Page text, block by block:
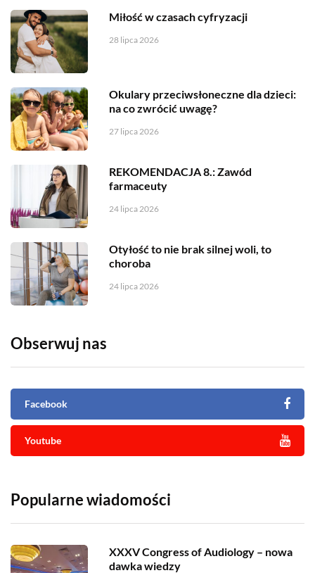
Miłość w czasach cyfryzacji
28 lipca 2026
Okulary przeciwsłoneczne dla dzieci:
na co zwrócić uwagę?
27 lipca 2026
REKOMENDACJA 8.: Zawód
farmaceuty
24 lipca 2026
Otyłość to nie brak silnej woli, to
choroba
24 lipca 2026
Obserwuj nas
Facebook
Youtube
Popularne wiadomości
XXXV Congress of Audiology – nowa
dawka wiedzy